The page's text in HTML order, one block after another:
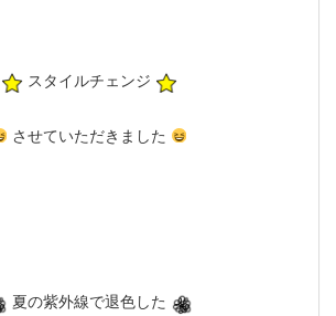
スタイルチェンジ
させていただきました
夏の紫外線で退色した